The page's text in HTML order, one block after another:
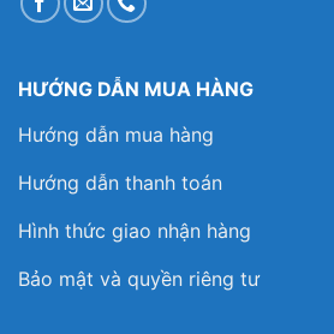
HƯỚNG DẪN MUA HÀNG
Hướng dẫn mua hàng
Hướng dẫn thanh toán
Hình thức giao nhận hàng
Bảo mật và quyền riêng tư